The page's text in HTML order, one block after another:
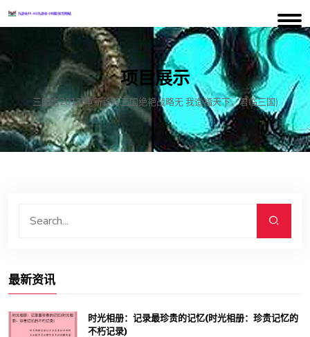
项目展示
三国志2013(重新诠释三国绝艳战略无 我造福天下，君临三国)
最新资讯
时光相册：记录最珍贵的记忆(时光相册：珍贵记忆的
不朽记录)